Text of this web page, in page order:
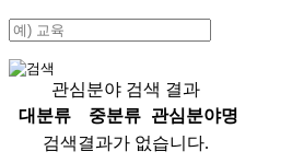
관심분야 검색 결과
대분류
중분류
관심분야명
검색결과가 없습니다.